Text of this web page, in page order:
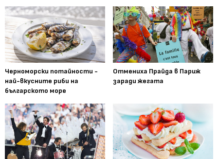
Черноморски потайности -
най-вкусните риби на
българското море
Отмениха Прайда в Париж
заради жегата